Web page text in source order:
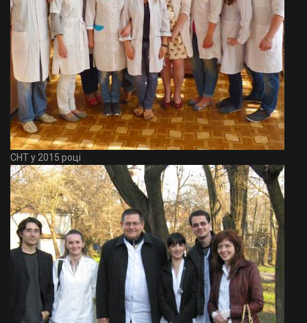
СНТ у 2015 році